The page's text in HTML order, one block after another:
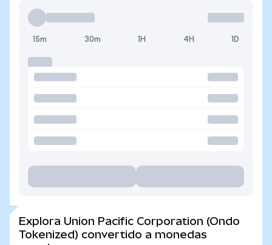
15m 30m 1H 4H 1D
Explora Union Pacific Corporation (Ondo
Tokenized) convertido a monedas